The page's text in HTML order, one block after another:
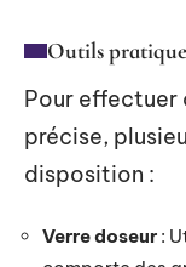
Outils
Pour effectuer
précise,
disposition :
Verre doseur :